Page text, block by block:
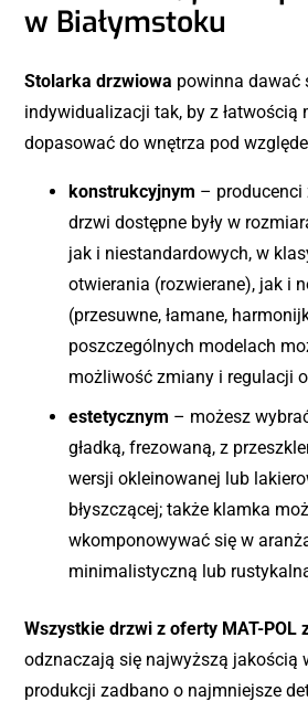
w Białymstoku
Stolarka drzwiowa powinna dawać
indywidualizacji tak, by z łatwością
dopasować do wnętrza pod
konstrukcyjnym – producenci
drzwi dostępne były w
jak i niestandardowych, w
otwierania (rozwierane), jak i
(przesuwne, łamane,
poszczególnych modelach
możliwość zmiany i regulacji
estetycznym – możesz
gładką, frezowaną, z
wersji okleinowanej lub
błyszczącej; także klamka
wkomponowywać się w
minimalistyczną lub
Wszystkie drzwi z oferty MAT-POL
odznaczają się najwyższą jakością
produkcji zadbano o najmniejsze